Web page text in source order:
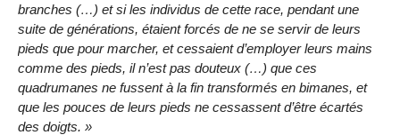
branches (…) et si les individus de cette race, pendant une
suite de générations, étaient forcés de ne se servir de leurs
pieds que pour marcher, et cessaient d’employer leurs mains
comme des pieds, il n’est pas douteux (…) que ces
quadrumanes ne fussent à la fin transformés en bimanes, et
que les pouces de leurs pieds ne cessassent d’être écartés
des doigts. »